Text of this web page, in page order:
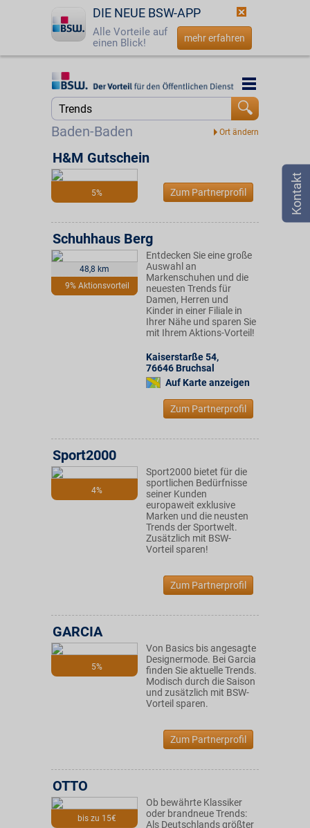
DIE NEUE BSW-APP
Alle Vorteile auf
einen Blick!
mehr erfahren
Startseite
☎ 0800 - 279 25 82
Baden-Baden
Startseite
5%
H&M Gutschein
Zum Partnerprofil
48,8 km
9% Aktionsvorteil
Schuhhaus Berg
Entdecken Sie eine große
Auswahl an
Markenschuhen und die
neuesten Trends für
Damen, Herren und
Kinder in einer Filiale in
Ihrer Nähe und sparen Sie
mit Ihrem Aktions-Vorteil!
Kaiserstarße 54,
76646 Bruchsal
Auf Karte anzeigen
Zum Partnerprofil
4%
Sport2000
Sport2000 bietet für die
sportlichen Bedürfnisse
seiner Kunden
europaweit exklusive
Marken und die neusten
Trends der Sportwelt.
Zusätzlich mit BSW-
Vorteil sparen!
Zum Partnerprofil
5%
GARCIA
Von Basics bis angesagte
Designermode. Bei Garcia
finden Sie aktuelle Trends.
Modisch durch die Saison
und zusätzlich mit BSW-
Vorteil sparen.
Zum Partnerprofil
bis zu 15€
OTTO
Ob bewährte Klassiker
oder brandneue Trends:
Als Deutschlands größter